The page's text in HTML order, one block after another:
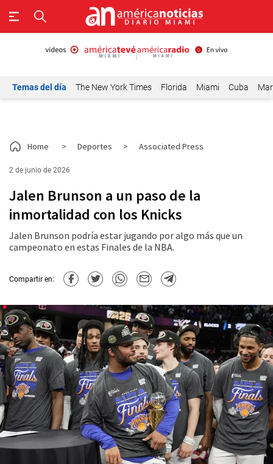
Temas del día The New York Times Florida Miami Cuba
Home > Deportes > Associated Press
2 de junio de 2026
Jalen Brunson a un paso de la
inmortalidad con los Knicks
Jalen Brunson podría estar jugando por algo más que un
campeonato en estas Finales de la NBA.
Compartir en: